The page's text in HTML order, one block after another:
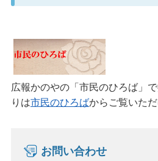
広報かのやの「市民のひろば」
りは市民のひろばからご覧いただ
お問い合わせ